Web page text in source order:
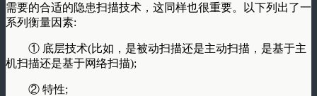
需要的合适的隐患扫描技术，这同样也很重要。以下列出了一
系列衡量因素:
① 底层技术(比如，是被动扫描还是主动扫描，是基于主
机扫描还是基于网络扫描);
② 特性;